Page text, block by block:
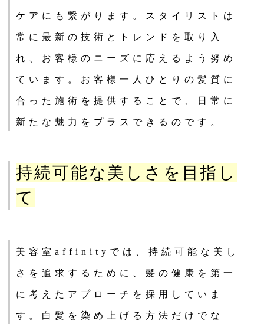
ケアにも繋がります。スタイリストは
常に最新の技術とトレンドを取り入
れ、お客様のニーズに応えるよう努め
ています。お客様一人ひとりの髪質に
合った施術を提供することで、日常に
新たな魅力をプラスできるのです。
持続可能な美しさを目指し
て
美容室affinityでは、持続可能な美し
さを追求するために、髪の健康を第一
に考えたアプローチを採用していま
す。白髪を染め上げる方法だけでな